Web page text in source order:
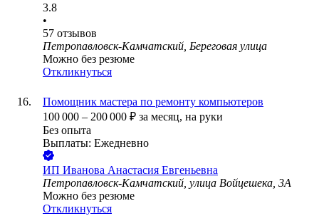
3.8
•
57 отзывов
Петропавловск-Камчатский, Береговая улица
Можно без резюме
Откликнуться
Помощник мастера по ремонту компьютеров
100 000 – 200 000 ₽ за месяц, на руки
Без опыта
Выплаты: Ежедневно
ИП Иванова Анастасия Евгеньевна
Петропавловск-Камчатский, улица Войцешека, 3А
Можно без резюме
Откликнуться